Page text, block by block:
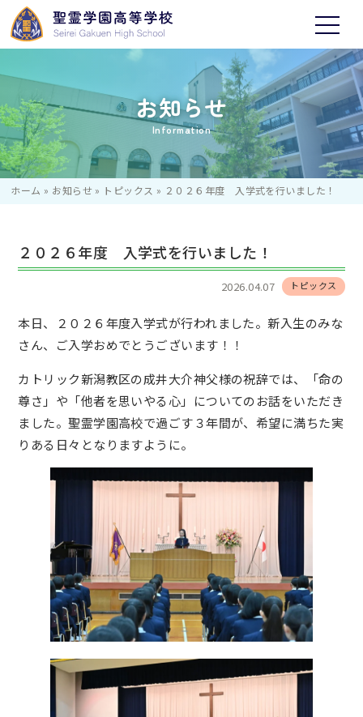
お知らせ
Information
ホーム » お知らせ» トピックス » ２０２６年度 入学式を行いました！
２０２６年度 入学式を行いました！
2026.04.07 トピックス
本日、２０２６年度入学式が行われました。新入生のみな
さん、ご入学おめでとうございます！！
カトリック新潟教区の成井大介神父様の祝辞では、「命の
尊さ」や「他者を思いやる心」についてのお話をいただき
ました。聖霊学園高校で過ごす３年間が、希望に満ちた実
りある日々となりますように。